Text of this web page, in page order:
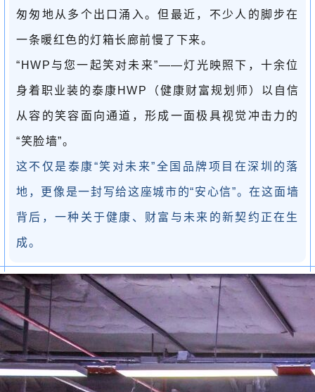
匆匆地从多个出口涌入。但最近，不少人的脚步在
一条暖红色的灯箱长廊前慢了下来。
“HWP与您一起笑对未来”——灯光映照下，十余位
身着职业装的泰康HWP（健康财富规划师）以自信
从容的笑容面向通道，形成一面极具视觉冲击力的
“笑脸墙”。
这不仅是泰康“笑对未来”全国品牌项目在深圳的落
地，更像是一封写给这座城市的“安心信”。在这面墙
背后，一种关于健康、财富与未来的新契约正在生
成。